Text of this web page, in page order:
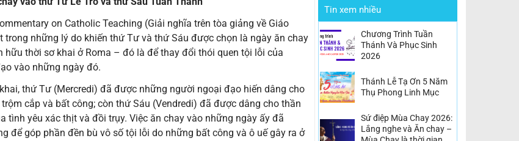
on Catholic Teaching (Giải nghĩa trên tòa giảng về Giáo
trong những lý do khiến thứ Tư và thứ Sáu được chọn là ngày ăn chay
hữu thời sơ khai ở Roma – đó là để thay đổi thói quen tội lỗi của
vào những ngày đó.
thứ Tư (Mercredi) đã được những người ngoại đạo hiến dâng cho
cắp và bất công; còn thứ Sáu (Vendredi) đã được dâng cho thần
tình yêu xác thịt và đồi trụy. Việc ăn chay vào những ngày ấy đã
để góp phần đền bù vô số tội lỗi do những bất công và ô uế gây ra ở
Tin xem nhiều
Chương Trình Tuần
Thánh Và Phục Sinh
2026
Thánh Lễ Tạ Ơn 5 Năm
Thụ Phong Linh Mục
Sứ điệp Mùa Chay 2026:
Lắng nghe và Ăn chay –